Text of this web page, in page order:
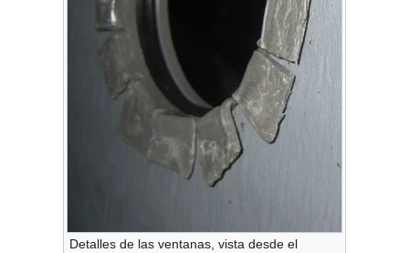
Detalles de las ventanas, vista desde el